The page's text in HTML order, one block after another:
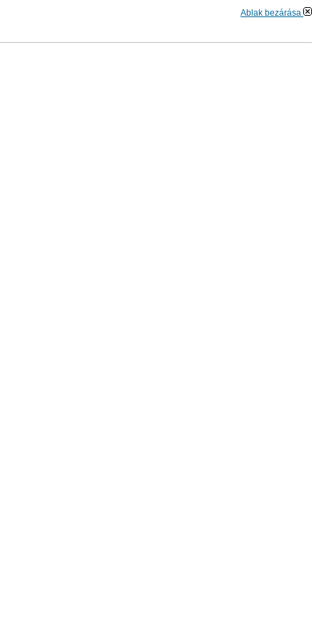
Ablak bezárása